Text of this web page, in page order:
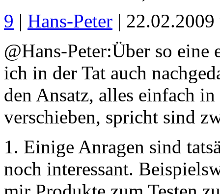
9 | Hans-Peter |
@Hans-Peter:Über so eine
ich in der Tat auch
den Ansatz, alles einfach
verschieben, spricht sind
1. Einige Anragen sind
noch interessant.